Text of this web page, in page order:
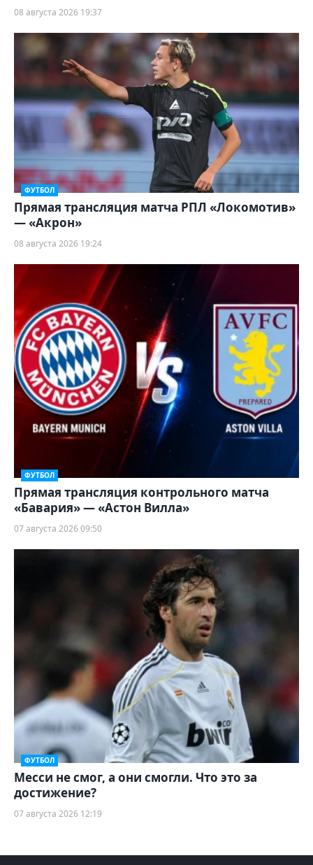
08 августа 2026 19:37
ФУТБОЛ
Прямая трансляция матча РПЛ «Локомотив»
— «Акрон»
08 августа 2026 19:24
ФУТБОЛ
Прямая трансляция контрольного матча
«Бавария» — «Астон Вилла»
07 августа 2026 09:50
ФУТБОЛ
Месси не смог, а они смогли. Что это за
достижение?
07 августа 2026 12:19